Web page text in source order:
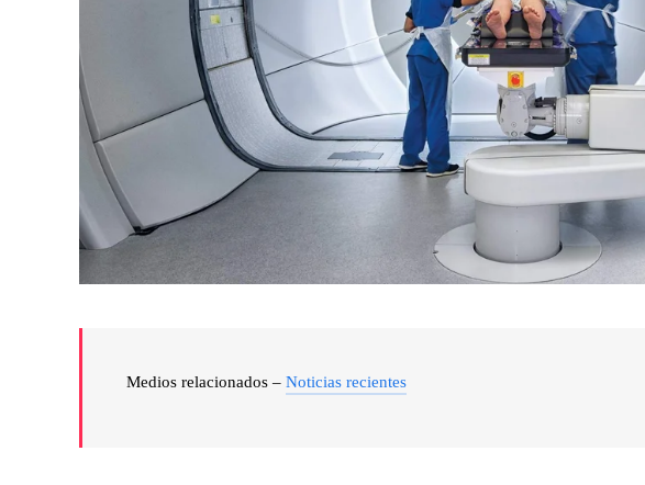
Medios relacionados – Noticias recientes